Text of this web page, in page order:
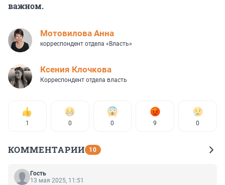
важном.
Мотовилова Анна
корреспондент отдела «Власть»
Ксения Клочкова
Корреспондент отдела власть
1 0 0 9 0
КОММЕНТАРИИ 10
Гость
13 мая 2025, 11:51